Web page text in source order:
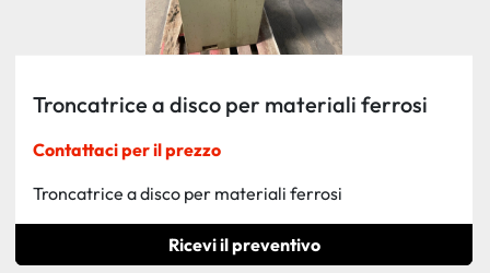
Troncatrice a disco per materiali ferrosi
Contattaci per il prezzo
Troncatrice a disco per materiali ferrosi
Ricevi il preventivo